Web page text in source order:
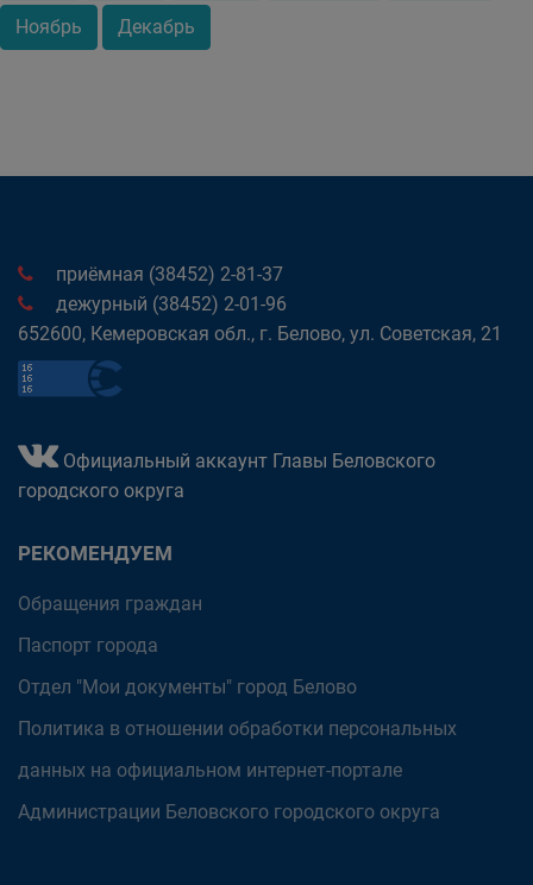
Ноябрь Декабрь
приёмная (38452) 2-81-37
дежурный (38452) 2-01-96
652600, Кемеровская обл., г. Белово, ул. Советская, 21
Официальный аккаунт Главы Беловского
городского округа
РЕКОМЕНДУЕМ
Обращения граждан
Паспорт города
Отдел "Мои документы" город Белово
Политика в отношении обработки персональных
данных на официальном интернет-портале
Администрации Беловского городского округа